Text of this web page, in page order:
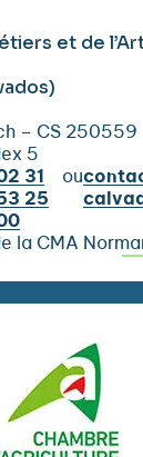
et de
– CS 250559
5
31
25
ou
la CMA